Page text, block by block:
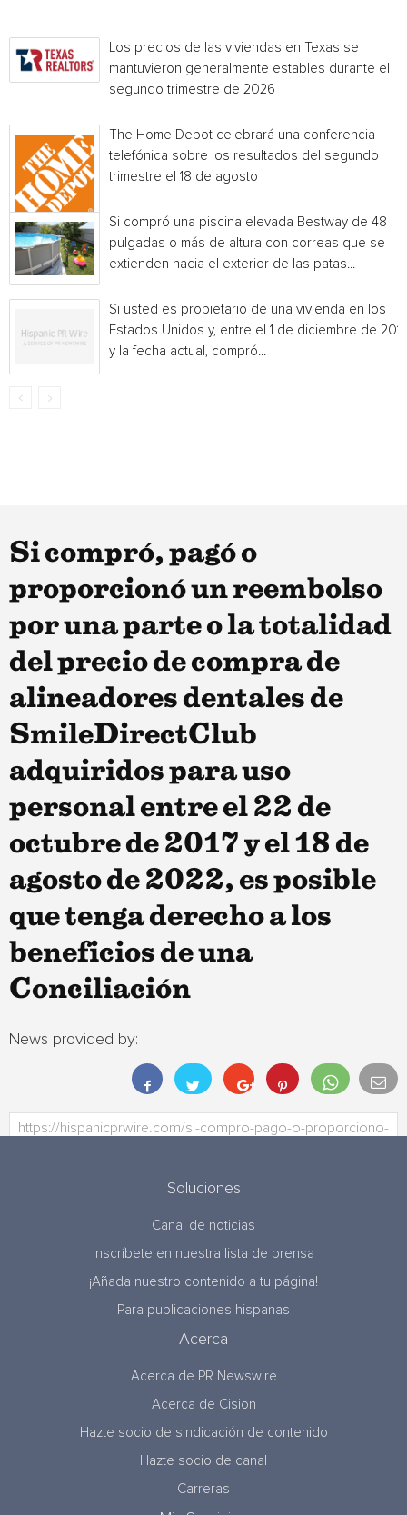
Los precios de las viviendas en Texas se
mantuvieron generalmente estables durante el
segundo trimestre de 2026
The Home Depot celebrará una conferencia
telefónica sobre los resultados del segundo
trimestre el 18 de agosto
Si compró una piscina elevada Bestway de 48
pulgadas o más de altura con correas que se
extienden hacia el exterior de las patas...
Si usted es propietario de una vivienda en los
Estados Unidos y, entre el 1 de diciembre de
y la fecha actual, compró...
Si compró, pagó o
proporcionó un reembolso
por una parte o la totalidad
del precio de compra de
alineadores dentales de
SmileDirectClub
adquiridos para uso
personal entre el 22 de
octubre de 2017 y el 18 de
agosto de 2022, es posible
que tenga derecho a los
beneficios de una
Conciliación
News provided by:
Soluciones
Canal de noticias
Inscríbete en nuestra lista de prensa
¡Añada nuestro contenido a tu página!
Para publicaciones hispanas
Acerca
Acerca de PR Newswire
Acerca de Cision
Hazte socio de sindicación de contenido
Hazte socio de canal
Carreras